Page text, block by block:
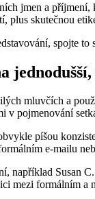
jmen a
plus skutečnou
spojte to
mluvčích a
v pojmenování
píšou
e-mailu
například Susan
mezi formálním